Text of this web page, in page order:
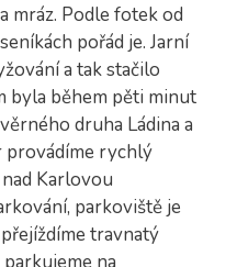
mráz. Podle fotek od
pořád je. Jarní
a tak stačilo
byla během pěti minut
druha Ládina a
provádíme rychlý
Karlovou
parkoviště je
travnatý